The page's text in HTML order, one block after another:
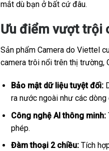
mắt dù bạn ở bất cứ đâu.
Ưu điểm vượt trội
Sản phẩm Camera do Viettel
camera trôi nổi trên thị trường,
Bảo mật dữ liệu tuyệt đối:
ra nước ngoài như các dòng
Công nghệ AI thông minh:
phép.
Đàm thoại 2 chiều:Tích